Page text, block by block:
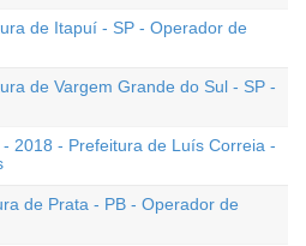
de Itapuí - SP - Operador de
de Vargem Grande do Sul - SP -
2018 - Prefeitura de Luís Correia -
de Prata - PB - Operador de